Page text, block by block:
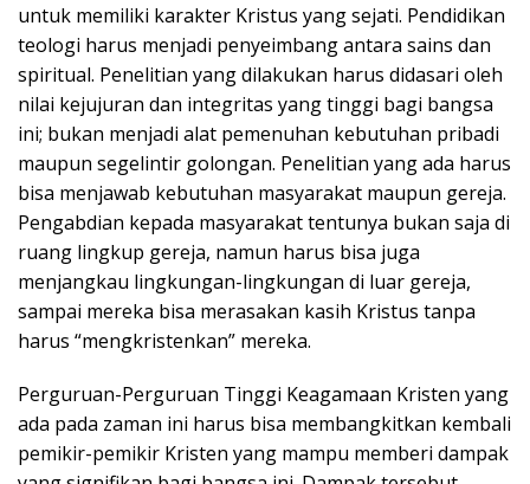
untuk memiliki karakter Kristus yang sejati. Pendidikan
teologi harus menjadi penyeimbang antara sains dan
spiritual. Penelitian yang dilakukan harus didasari oleh
nilai kejujuran dan integritas yang tinggi bagi bangsa
ini; bukan menjadi alat pemenuhan kebutuhan pribadi
maupun segelintir golongan. Penelitian yang ada harus
bisa menjawab kebutuhan masyarakat maupun gereja.
Pengabdian kepada masyarakat tentunya bukan saja di
ruang lingkup gereja, namun harus bisa juga
menjangkau lingkungan-lingkungan di luar gereja,
sampai mereka bisa merasakan kasih Kristus tanpa
harus “mengkristenkan” mereka.
Perguruan-Perguruan Tinggi Keagamaan Kristen yang
ada pada zaman ini harus bisa membangkitkan kembali
pemikir-pemikir Kristen yang mampu memberi dampak